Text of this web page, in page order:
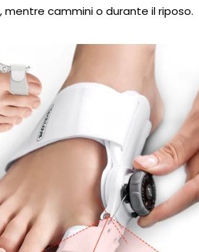
mentre cammini o durante il riposo.